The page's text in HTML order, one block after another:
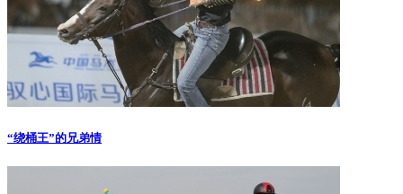
“绕桶王”的兄弟情